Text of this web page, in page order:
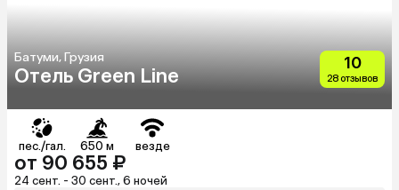
Батуми, Грузия
Отель Green Line
10
28 отзывов
пес./гал. 650 м везде
от 90 655 ₽
24 сент. - 30 сент., 6 ночей